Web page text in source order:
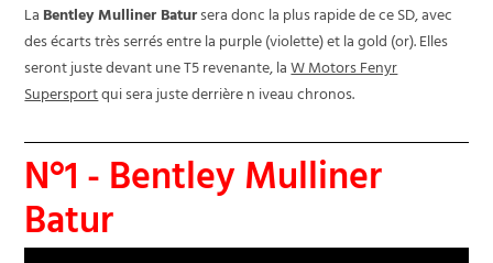
LaBentley Mulliner Batursera donc la plus rapide de ce SD, avec
des écarts très serrés entre la purple (violette) et la gold (or). Elles
seront juste devant une T5 revenante, laW Motors Fenyr
Supersportqui sera juste derrière n iveau chronos.
N°1 - Bentley Mulliner
Batur